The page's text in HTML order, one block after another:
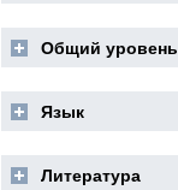
Общий уровень
Язык
Литература